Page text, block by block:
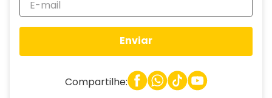
Enviar
Compartilhe: